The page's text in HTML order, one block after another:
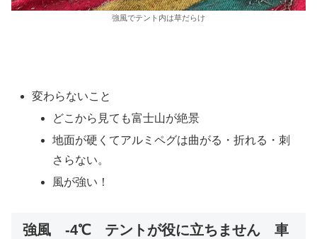
強風でテント内は草だらけ
変わらないこと
どこから見ても富士山が絶景
地面が硬くてアルミペグは曲がる・折れる・刺
さらない。
風が強い！
強風 ‐4℃ テントが役に立ちません 車